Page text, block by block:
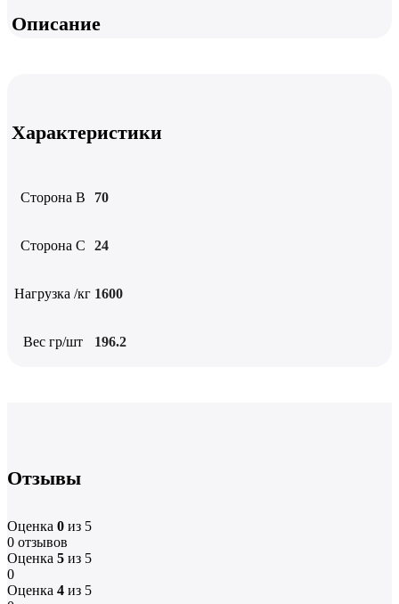
Описание
Характеристики
Сторона B 70
Сторона C 24
Нагрузка /кг 1600
Вес гр/шт 196.2
Отзывы
Оценка 0 из 5
0 отзывов
Оценка 5 из 5
0
Оценка 4 из 5